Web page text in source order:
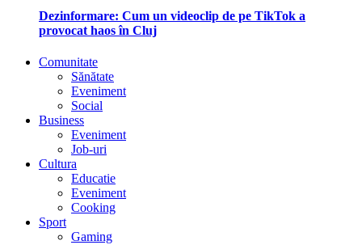
Dezinformare: Cum un videoclip de pe TikTok a
provocat haos în Cluj
Comunitate
Sănătate
Eveniment
Social
Business
Eveniment
Job-uri
Cultura
Educatie
Eveniment
Cooking
Sport
Gaming